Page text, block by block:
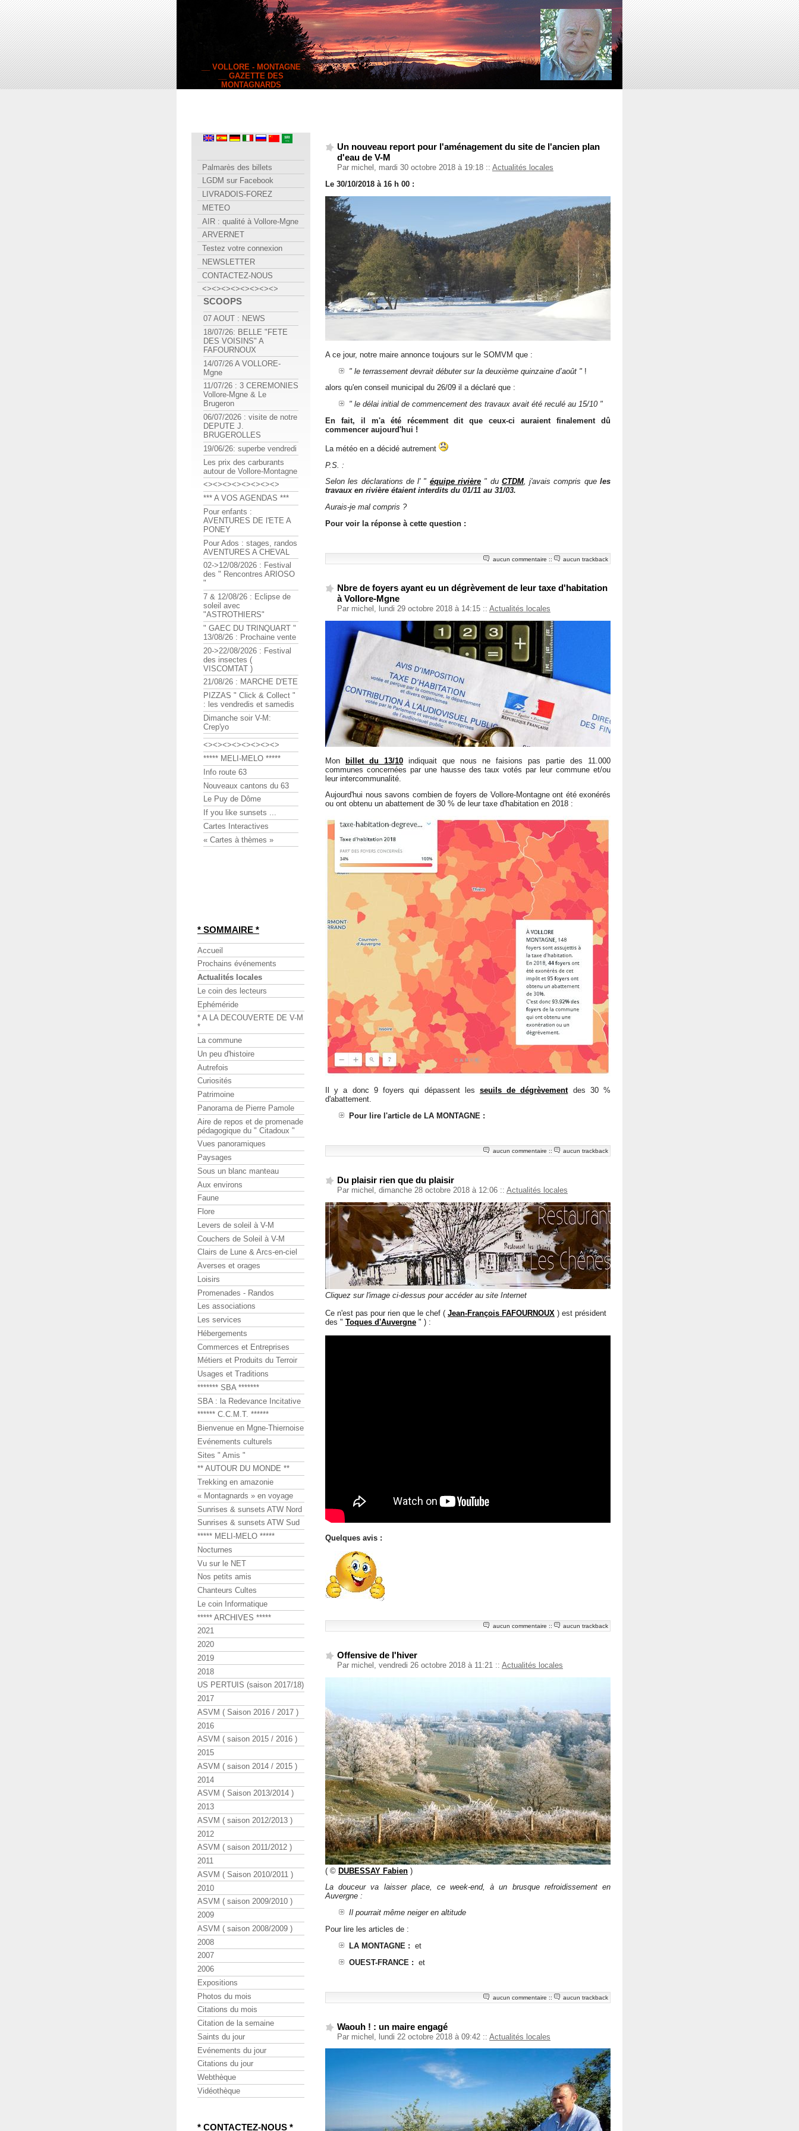
__ VOLLORE - MONTAGNE
__ GAZETTE DES
MONTAGNARDS
Un nouveau report pour l'aménagement du site de l'ancien plan
d'eau de V-M
Par michel, mardi 30 octobre 2018 à 19:18 :: Actualités locales
Le 30/10/2018 à 16 h 00 :
A ce jour, notre maire annonce toujours sur le SOMVM que :
" le terrassement devrait débuter sur la deuxième quinzaine d’août " !
alors qu'en conseil municipal du 26/09 il a déclaré que :
" le délai initial de commencement des travaux avait été reculé au 15/10 "
En fait, il m'a été récemment dit que ceux-ci auraient finalement dû
commencer aujourd'hui !
La météo en a décidé autrement
P.S. :
Selon les déclarations de l' " équipe rivière " du CTDM, j'avais compris queles
travaux en rivière étaient interdits du 01/11 au 31/03.
Aurais-je mal compris ?
Pour voir la réponse à cette question :
aucun commentaire :: aucun trackback
Nbre de foyers ayant eu un dégrèvement de leur taxe d'habitation
à Vollore-Mgne
Par michel, lundi 29 octobre 2018 à 14:15 :: Actualités locales
Mon billet du 13/10 indiquait que nous ne faisions pas partie des 11.000
communes concernées par une hausse des taux votés par leur commune et/ou
leur intercommunalité.
Aujourd'hui nous savons combien de foyers de Vollore-Montagne ont été exonérés
ou ont obtenu un abattement de 30 % de leur taxe d'habitation en 2018 :
Il y a donc 9 foyers qui dépassent les seuils de dégrèvementdes 30 %
d'abattement.
Pour lire l'article de LA MONTAGNE :
aucun commentaire :: aucun trackback
Du plaisir rien que du plaisir
Par michel, dimanche 28 octobre 2018 à 12:06 :: Actualités locales
Cliquez sur l'image ci-dessus pour accéder au site Internet
Ce n'est pas pour rien que le chef ( Jean-François FAFOURNOUX ) est président
des " Toques d'Auvergne " ) :
Quelques avis :
aucun commentaire :: aucun trackback
Offensive de l'hiver
Par michel, vendredi 26 octobre 2018 à 11:21 :: Actualités locales
( © DUBESSAY Fabien )
La douceur va laisser place, ce week-end, à un brusque refroidissement en
Auvergne :
Il pourrait même neiger en altitude
Pour lire les articles de :
LA MONTAGNE : et
OUEST-FRANCE : et
aucun commentaire :: aucun trackback
Waouh ! : un maire engagé
Par michel, lundi 22 octobre 2018 à 09:42 :: Actualités locales
Palmarès des billets
LGDM sur Facebook
LIVRADOIS-FOREZ
METEO
AIR : qualité à Vollore-Mgne
ARVERNET
Testez votre connexion
NEWSLETTER
CONTACTEZ-NOUS
<><><><><><><><>
SCOOPS
07 AOUT : NEWS
18/07/26: BELLE "FETE
DES VOISINS" A
FAFOURNOUX
14/07/26 A VOLLORE-
Mgne
11/07/26 : 3 CEREMONIES
Vollore-Mgne & Le
Brugeron
06/07/2026 : visite de notre
DEPUTE J.
BRUGEROLLES
19/06/26: superbe vendredi
Les prix des carburants
autour de Vollore-Montagne
<><><><><><><><>
*** A VOS AGENDAS ***
Pour enfants :
AVENTURES DE l'ETE A
PONEY
Pour Ados : stages, randos
AVENTURES A CHEVAL
02->12/08/2026 : Festival
des " Rencontres ARIOSO
"
7 & 12/08/26 : Eclipse de
soleil avec
"ASTROTHIERS"
" GAEC DU TRINQUART "
13/08/26 : Prochaine vente
20->22/08/2026 : Festival
des insectes (
VISCOMTAT )
21/08/26 : MARCHE D'ETE
PIZZAS " Click & Collect "
: les vendredis et samedis
Dimanche soir V-M:
Crep'yo
<><><><><><><><>
***** MELI-MELO *****
Info route 63
Nouveaux cantons du 63
Le Puy de Dôme
If you like sunsets ...
Cartes Interactives
« Cartes à thèmes »
* SOMMAIRE *
Accueil
Prochains événements
Actualités locales
Le coin des lecteurs
Ephéméride
* A LA DECOUVERTE DE V-M
*
La commune
Un peu d'histoire
Autrefois
Curiosités
Patrimoine
Panorama de Pierre Pamole
Aire de repos et de promenade
pédagogique du " Citadoux "
Vues panoramiques
Paysages
Sous un blanc manteau
Aux environs
Faune
Flore
Levers de soleil à V-M
Couchers de Soleil à V-M
Clairs de Lune & Arcs-en-ciel
Averses et orages
Loisirs
Promenades - Randos
Les associations
Les services
Hébergements
Commerces et Entreprises
Métiers et Produits du Terroir
Usages et Traditions
******* SBA *******
SBA : la Redevance Incitative
****** C.C.M.T. ******
Bienvenue en Mgne-Thiernoise
Evénements culturels
Sites " Amis "
** AUTOUR DU MONDE **
Trekking en amazonie
« Montagnards » en voyage
Sunrises & sunsets ATW Nord
Sunrises & sunsets ATW Sud
***** MELI-MELO *****
Nocturnes
Vu sur le NET
Nos petits amis
Chanteurs Cultes
Le coin Informatique
***** ARCHIVES *****
2021
2020
2019
2018
US PERTUIS (saison 2017/18)
2017
ASVM ( Saison 2016 / 2017 )
2016
ASVM ( saison 2015 / 2016 )
2015
ASVM ( saison 2014 / 2015 )
2014
ASVM ( Saison 2013/2014 )
2013
ASVM ( saison 2012/2013 )
2012
ASVM ( saison 2011/2012 )
2011
ASVM ( Saison 2010/2011 )
2010
ASVM ( saison 2009/2010 )
2009
ASVM ( saison 2008/2009 )
2008
2007
2006
Expositions
Photos du mois
Citations du mois
Citation de la semaine
Saints du jour
Evénements du jour
Citations du jour
Webthèque
Vidéothèque
* CONTACTEZ-NOUS *